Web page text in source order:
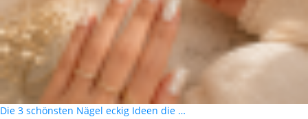
Die 3 schönsten Nägel eckig Ideen die …